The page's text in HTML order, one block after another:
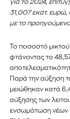
για το 2024,
31,007 εκατ.
με το προηγούμενο
Το ποσοστό
φτάνοντας το
Παρά την αύξηση
μειώθηκαν κατά
αύξησης των
ενσωμάτωση νέων